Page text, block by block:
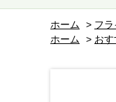
ホーム > フラ
ホーム
> お